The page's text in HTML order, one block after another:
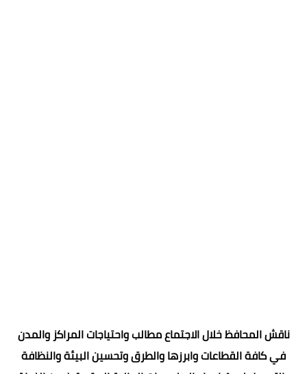
ناقش المحافظ خلال الاجتماع مطالب واحتياجات المراكز والمدن
في كافة القطاعات وابرزها والطرق وتحسين البيئة والنظافة